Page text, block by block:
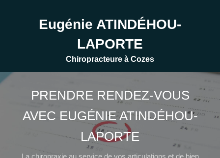
Eugénie ATINDÉHOU-
LAPORTE
Chiropracteure à Cozes
PRENDRE RENDEZ-VOUS
AVEC EUGÉNIE ATINDÉHOU-
LAPORTE
La chiropraxie au service de vos articulations et de bien